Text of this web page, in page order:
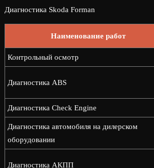
Диагностика Skoda Forman
Наименование работ
Контрольный осмотр
Диагностика ABS
Диагностика Check Engine
Диагностика автомобиля на дилерском
оборудовании
Диагностика АКПП